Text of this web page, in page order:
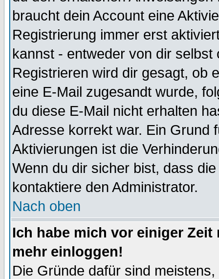
braucht dein Account eine
Registrierung immer erst
kannst - entweder von dir selbst
Registrieren wird dir gesagt, ob
eine E-Mail zugesandt wurde,
du diese E-Mail nicht erhalten
Adresse korrekt war. Ein Grund
Aktivierungen ist die
Wenn du dir sicher bist, dass
kontaktiere den Administrator.
Nach oben
Ich habe mich vor einiger
mehr einloggen!
Die Gründe dafür sind